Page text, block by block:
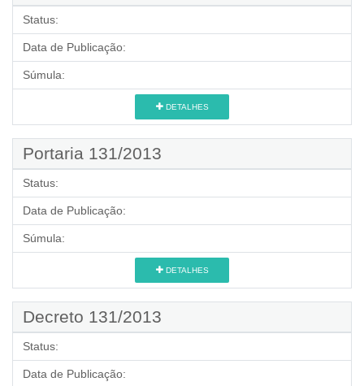
Status:
Data de Publicação:
Súmula:
DETALHES
Portaria 131/2013
Status:
Data de Publicação:
Súmula:
DETALHES
Decreto 131/2013
Status:
Data de Publicação: